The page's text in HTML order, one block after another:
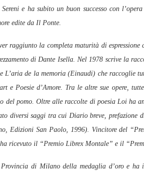
e ha subito un buon successo con
edite da Il Ponte.
raggiunto la completa maturità di
di Dante Isella. Nel 1978 scrive la
L’aria de la memoria (Einaudi) che raccoglie
e Poesie d’Amore. Tra le altre sue opere,
del pomo. Oltre alle raccolte di poesia Loi ha
diversi saggi tra cui Diario breve,
Edizioni San Paolo, 1996). Vincitore del
ha ricevuto il “Premio Librex Montale” e il
di Milano della medaglia d’oro e